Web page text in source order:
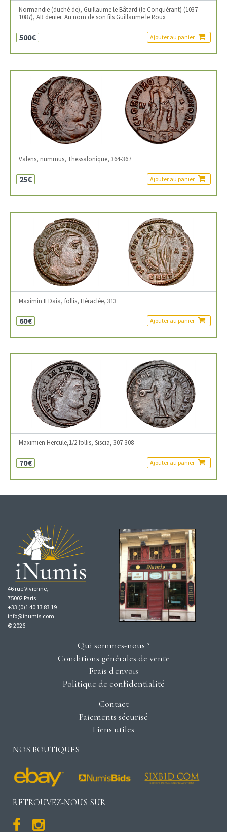
Normandie (duché de), Guillaume le Bâtard (le Conquérant) (1037-
1087), AR denier. Au nom de son fils Guillaume le Roux
500€ Ajouter au panier
Valens, nummus, Thessalonique, 364-367
25€ Ajouter au panier
Maximin II Daia, follis, Héraclée, 313
60€ Ajouter au panier
Maximien Hercule,1/2 follis, Siscia, 307-308
70€ Ajouter au panier
46 rue Vivienne,
75002 Paris
+33 (0)1 40 13 83 19
info@inumis.com
© 2026
Qui sommes-nous ?
Conditions générales de vente
Frais d'envois
Politique de confidentialité
Contact
Paiements sécurisé
Liens utiles
NOS BOUTIQUES
RETROUVEZ-NOUS SUR